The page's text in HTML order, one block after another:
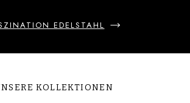
EDELSTAHL
KOLLEKTIONEN